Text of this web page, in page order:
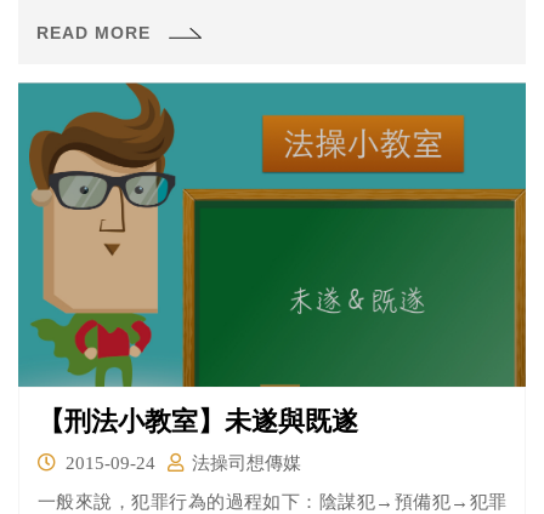
READ MORE
【刑法小教室】未遂與既遂
2015-09-24
法操司想傳媒
一般來說，犯罪行為的過程如下：陰謀犯→預備犯→犯罪